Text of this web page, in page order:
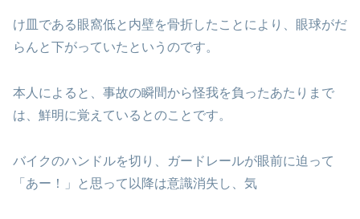
け皿である眼窩低と内壁を骨折したことにより、眼球がだ
らんと下がっていたというのです。
本人によると、事故の瞬間から怪我を負ったあたりまで
は、鮮明に覚えているとのことです。
バイクのハンドルを切り、ガードレールが眼前に迫って
「あー！」と思って以降は意識消失し、気